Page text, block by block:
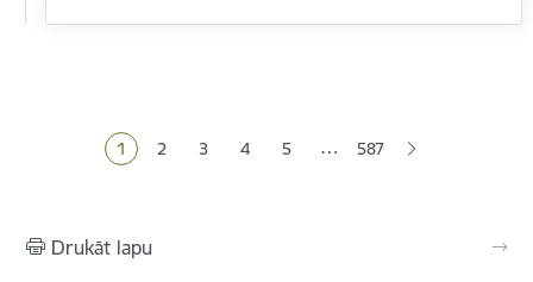
Pašreizējā lapa
1 Lapa
2 Lapa
3 Lapa
4 Lapa
5 … 587
Drukāt lapu